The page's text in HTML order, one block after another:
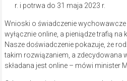
r. i potrwa do 31 maja 2023 r.
Wnioski o świadczenie wychowawcze
wyłącznie online, a pieniądze trafią na
Nasze doświadczenie pokazuje, że
takim rozwiązaniem, a zdecydowana
składana jest online – mówi minister